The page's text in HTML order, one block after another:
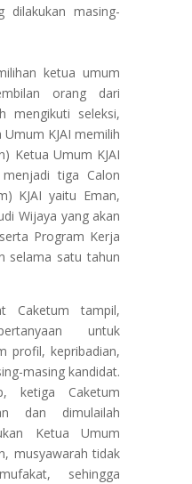
dilakukan masing-
ketua umum
orang dari
mengikuti seleksi,
KJAI memilih
Ketua Umum KJAI
tiga Calon
KJAI yaitu Eman,
Wijaya yang akan
Program Kerja
selama satu tahun
Caketum tampil,
untuk
profil, kepribadian,
masing kandidat.
ketiga Caketum
dan dimulailah
Ketua Umum
musyawarah tidak
sehingga